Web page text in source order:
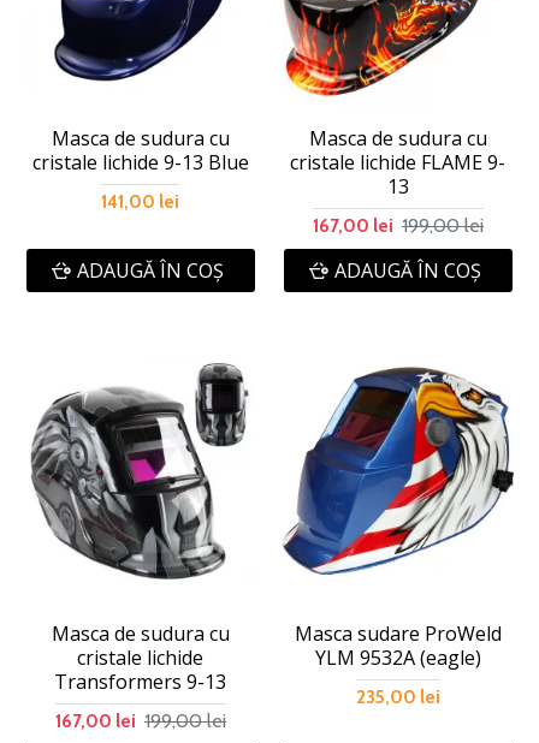
Masca de sudura cu
cristale lichide 9-13 Blue
141,00 lei
ADAUGĂ ÎN COŞ
Masca de sudura cu
cristale lichide FLAME 9-
13
167,00 lei 199,00 lei
ADAUGĂ ÎN COŞ
Masca de sudura cu
cristale lichide
Transformers 9-13
167,00 lei 199,00 lei
Masca sudare ProWeld
YLM 9532A (eagle)
235,00 lei